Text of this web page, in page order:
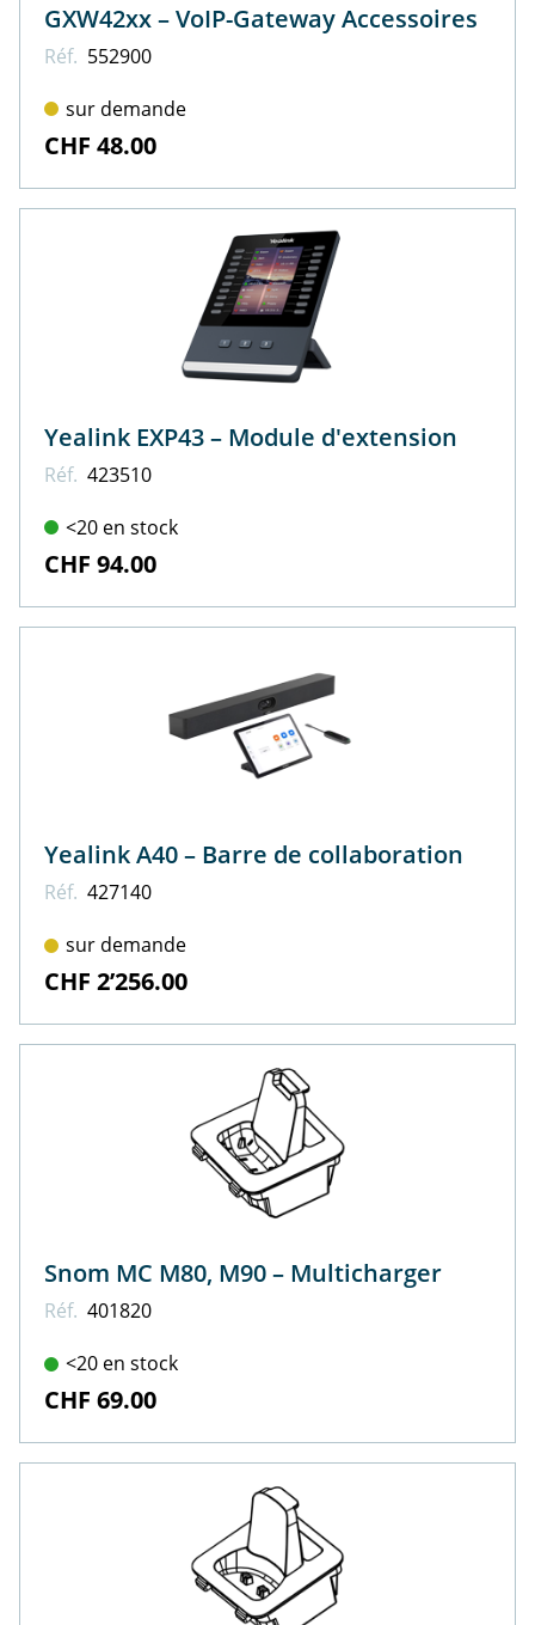
GXW42xx – VoIP-Gateway Accessoires
Réf. 552900
sur demande
CHF 48.00
Yealink EXP43 – Module d'extension
Réf. 423510
<20 en stock
CHF 94.00
Yealink A40 – Barre de collaboration
Réf. 427140
sur demande
CHF 2’256.00
Snom MC M80, M90 – Multicharger
Réf. 401820
<20 en stock
CHF 69.00